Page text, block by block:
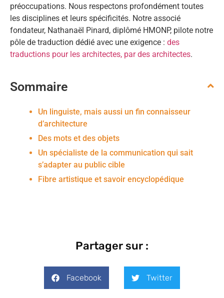
préoccupations. Nous respectons profondément toutes
les disciplines et leurs spécificités. Notre associé
fondateur, Nathanaël Pinard, diplômé HMONP, pilote notre
pôle de traduction dédié avec une exigence : des
traductions pour les architectes, par des architectes.
Sommaire
Un linguiste, mais aussi un fin connaisseur
d’architecture
Des mots et des objets
Un spécialiste de la communication qui sait
s’adapter au public cible
Fibre artistique et savoir encyclopédique
Partager sur :
Facebook Twitter